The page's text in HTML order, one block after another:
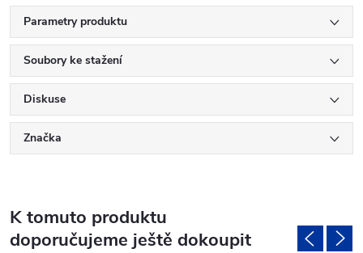
Parametry produktu
Soubory ke stažení
Diskuse
Značka
K tomuto produktu
doporučujeme ještě dokoupit